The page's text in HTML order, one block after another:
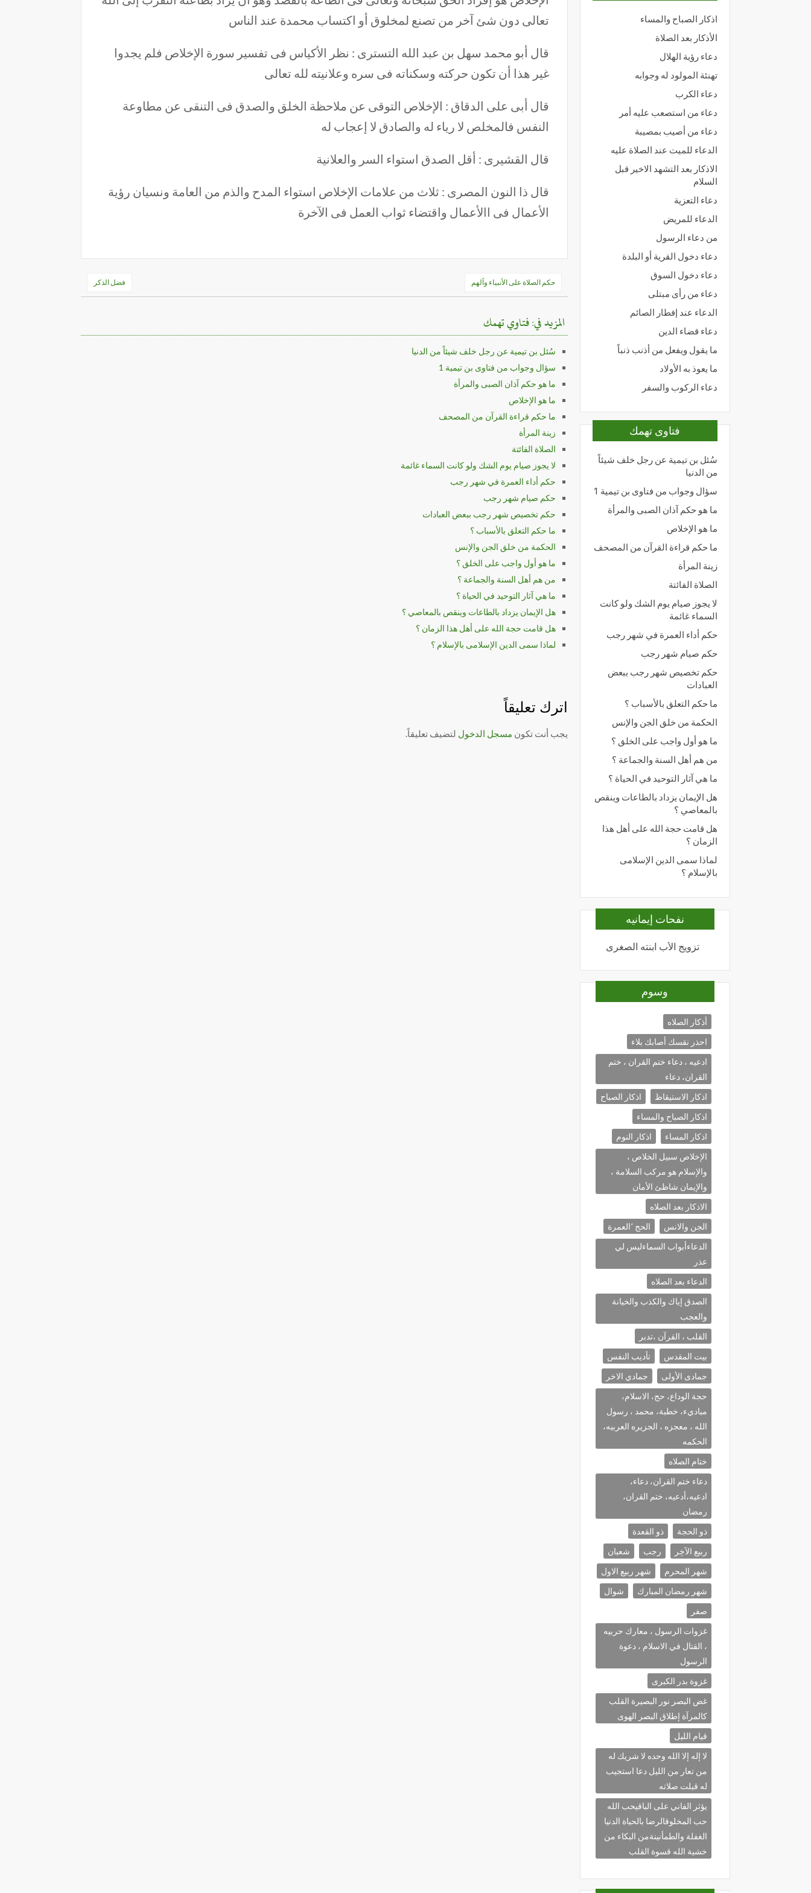
تعالى دون شئ آخر من تصنع لمخلوق أو اكتساب محمدة عند الناس
قال أبو محمد سهل بن عبد الله التسترى : نظر الأكياس فى تفسير سورة الإخلاص فلم يجدوا
غير هذا أن تكون حركته وسكناته فى سره وعلانيته لله تعالى
قال أبى على الدقاق : الإخلاص التوقى عن ملاحظة الخلق والصدق فى التنقى عن مطاوعة
النفس فالمخلص لا رياء له والصادق لا إعجاب له
قال القشيرى : أقل الصدق استواء السر والعلانية
قال ذا النون المصرى : ثلاث من علامات الإخلاص استواء المدح والذم من العامة ونسيان رؤية
الأعمال فى االأعمال واقتضاء ثواب العمل فى الآخرة
تصفّح
المقالات
حكم الصلاة على الأنبياء وآلهم فضل الذكر
المزيد في: فتاوي تهمك
سُئل بن تيمية عن رجل خلف شيئاً من الدنيا
سؤال وجواب من فتاوى بن تيمية 1
ما هو حكم آذان الصبى والمرأة
ما هو الإخلاص
ما حكم قراءة القرآن من المصحف
زينة المرأة
الصلاة الفائتة
لا يجوز صيام يوم الشك ولو كانت السماء غائمة
حكم أداء العمرة في شهر رجب
حكم صيام شهر رجب
حكم تخصيص شهر رجب ببعض العبادات
ما حكم التعلق بالأسباب ؟
الحكمة من خلق الجن والإنس
ما هو أول واجب على الخلق ؟
من هم أهل السنة والجماعة ؟
ما هي آثار التوحيد في الحياة ؟
هل الإيمان يزداد بالطاعات وينقص بالمعاصي ؟
هل قامت حجة الله على أهل هذا الزمان ؟
لماذا سمى الدين الإسلامى بالإسلام ؟
اترك تعليقاً
يجب أنت تكون مسجل الدخول لتضيف تعليقاً.
اذكار الصباح والمساء
الأذكار بعد الصلاة
دعاء رؤية الهلال
تهنئة المولود له وجوابه
دعاء الكرب
دعاء من استصعب عليه أمر
دعاء من أصيب بمصيبة
الدعاء للميت عند الصلاة عليه
الاذكار بعد التشهد الاخير قبل
السلام
دعاء التعزية
الدعاء للمريض
من دعاء الرسول
دعاء دخول القرية أو البلدة
دعاء دخول السوق
دعاء من رأى مبتلى
الدعاء عند إفطار الصائم
دعاء قضاء الدين
ما يقول ويفعل من أذنب ذنباً
ما يعوذ به الأولاد
دعاء الركوب والسفر
فتاوى تهمك
سُئل بن تيمية عن رجل خلف شيئاً
من الدنيا
سؤال وجواب من فتاوى بن تيمية 1
ما هو حكم آذان الصبى والمرأة
ما هو الإخلاص
ما حكم قراءة القرآن من المصحف
زينة المرأة
الصلاة الفائتة
لا يجوز صيام يوم الشك ولو كانت
السماء غائمة
حكم أداء العمرة في شهر رجب
حكم صيام شهر رجب
حكم تخصيص شهر رجب ببعض
العبادات
ما حكم التعلق بالأسباب ؟
الحكمة من خلق الجن والإنس
ما هو أول واجب على الخلق ؟
من هم أهل السنة والجماعة ؟
ما هي آثار التوحيد في الحياة ؟
هل الإيمان يزداد بالطاعات وينقص
بالمعاصي ؟
هل قامت حجة الله على أهل هذا
الزمان ؟
لماذا سمى الدين الإسلامى
بالإسلام ؟
نفحات إيمانيه
تزويج الأب ابنته الصغرى
وسوم
أذكار الصلاه
احذر نقسك أصابك بلاء
ادعيه ، دعاء ختم القران ، ختم
القران، دعاء
اذكار الاستيقاظ
اذكار الصباح
اذكار الصباح والمساء
اذكار المساء
اذكار النوم
الإخلاص سبيل الخلاص ،
والإسلام هو مركب السلامة ،
والإيمان شاظئ الأمان
الاذكار بعد الصلاه
الجن والانس
الحج ٬العمرة
الدعاءأبواب السماءليس لي
عذر
الدعاء بعد الصلاه
الصدق إياك والكذب والخيانة
والعجب
القلب ، القرآن ،تدبر
بيت المقدس
تأديب النفس
جمادى الأولى
جمادي الاخر
حجة الوداع، حج، الاسلام،
مباديء، خطبة، محمد ، رسول
الله ، معجزه ، الجزيره العربيه،
الحكمه
ختام الصلاه
دعاء ختم القران، دعاء،
ادعيه،أدعيه، ختم القران،
رمضان
ذو الحجة
ذو القعدة
ربيع الآخِر
رجب
شعبان
شهر المحرم
شهر ربيع الاول
شهر رمضان المبارك
شوال
صفر
غزوات الرسول ، معارك حربيه
، القتال في الاسلام ، دعوة
الرسول
غزوة بدر الكبرى
غض البصر نور البصيرة القلب
كالمرآة إطلاق البصر الهوى
قيام الليل
لا إله إلا الله وحده لا شريك له
من تعار من الليل دعا استجيب
له قبلت صلاته
يؤثر الفاني على الباقيحب الله
حب المخلوقالرضا بالحياة الدنيا
الغفلة والطمأنينةمن البكاء من
خشية الله قسوة القلب